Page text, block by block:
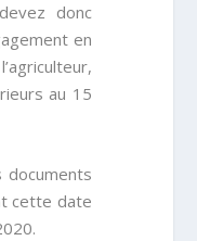
donc
en
au 15
documents
cette date